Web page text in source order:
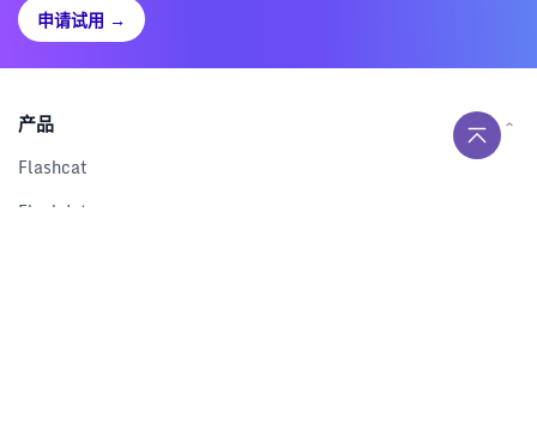
申请试用 →
产品
Flashcat
Flashduty